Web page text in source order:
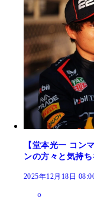
【堂本光一 コン
ンの方々と気持
2025年12月18日